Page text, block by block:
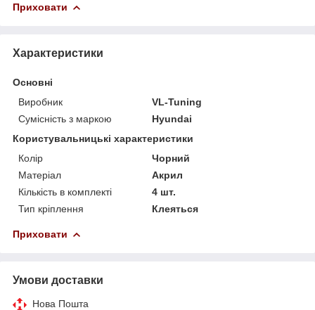
Приховати
Характеристики
Основні
Виробник
VL-Tuning
Сумісність з маркою
Hyundai
Користувальницькі характеристики
Колір
Чорний
Матеріал
Акрил
Кількість в комплекті
4 шт.
Тип кріплення
Клеяться
Приховати
Умови доставки
Нова Пошта